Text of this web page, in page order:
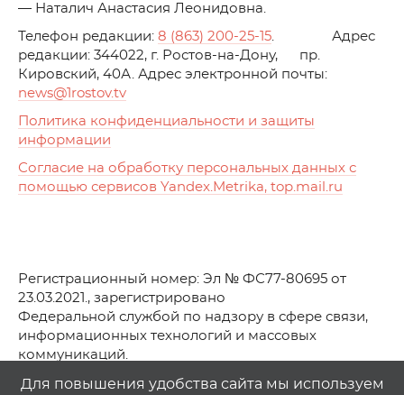
— Наталич Анастасия Леонидовна.
Телефон редакции: 8 (863) 200-25-15 . Адрес
редакции: 344022, г. Ростов-на-Дону, пр.
Кировский, 40А. Адрес электронной почты:
news@1rostov.tv
Политика конфиденциальности и защиты
информации
Согласие на обработку персональных данных с
помощью сервисов Yandex.Metrika, top.mail.ru
Регистрационный номер: Эл № ФС77-80695 от
23.03.2021., зарегистрировано
Федеральной службой по надзору в сфере связи,
информационных технологий и массовых
коммуникаций.
© АО Телеканал «Первый Ростовский» (2021-2025)
Для повышения удобства сайта мы используем